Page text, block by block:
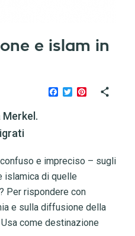
e islam in
Facebook
TwitterPinterest
e impreciso – sugli
islamica di quelle
Per rispondere con
e sulla diffusione della
come destinazione